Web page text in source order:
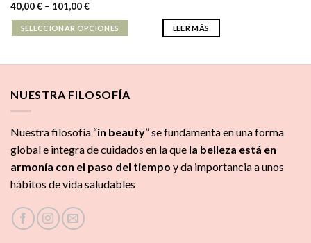
40,00€– 101,00€
SELECCIONAR OPCIONES LEER MÁS
NUESTRA FILOSOFÍA
Nuestra filosofía “in beauty” se fundamenta en una forma
global e integra de cuidados en la que la belleza está en
armonía con el paso del tiempo y da importancia a unos
hábitos de vida saludables